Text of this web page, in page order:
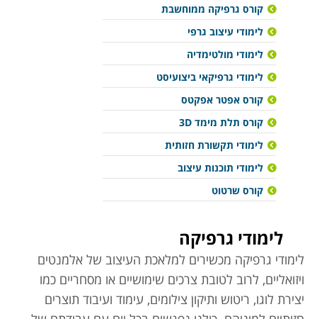
קורס גרפיקה ממוחשבת
לימודי עיצוב גרפי
לימודי מולטימדיה
לימודי גרפיקאי ביצועיסט
קורס אפטר אפקטס
קורס תלת מימד 3D
לימודי תקשורת חזותית
לימודי תוכנות עיצוב
קורס שרטוט
לימודי גרפיקה
לימודי גרפיקה מכשירים למלאכת העיצוב של אלמנטים
ויזואליים, לרוב לטובת צרכים שימושיים או מסחריים כמו
יצירת לוגו, ריטוש ותיקון צילומים, עימוד ועיבוד תוצרים